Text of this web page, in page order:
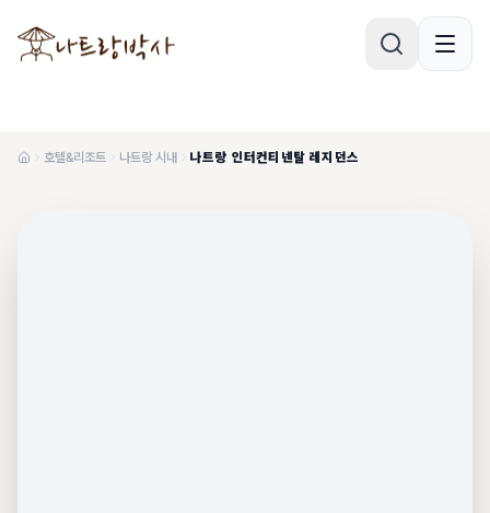
호텔&리조트 나트랑 시내 나트랑 인터컨티넨탈 레지던스